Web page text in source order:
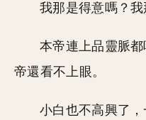
我那是得意嗎？我
本帝連上品靈脈
帝還看不上眼。
小白也不高興了